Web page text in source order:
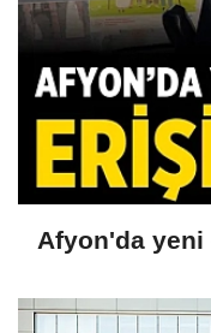
Afyon'da